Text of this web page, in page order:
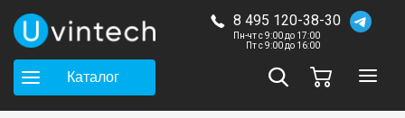
8 495 120-38-30
Пн-чт с 9:00 до 17:00
Пт с 9:00 до 16:00
Каталог